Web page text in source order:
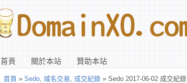
首頁 關於本站 贊助本站
首頁 » Sedo, 域名交易, 成交紀錄 » Sedo 2017-06-02 成交紀錄